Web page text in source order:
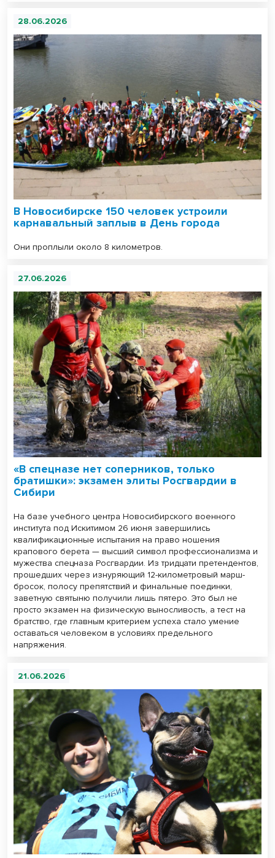
28.06.2026
В Новосибирске 150 человек устроили
карнавальный заплыв в День города
Они проплыли около 8 километров.
27.06.2026
«В спецназе нет соперников, только
братишки»: экзамен элиты Росгвардии в
Сибири
На базе учебного центра Новосибирского военного
института под Искитимом 26 июня завершились
квалификационные испытания на право ношения
крапового берета — высший символ профессионализма и
мужества спецназа Росгвардии. Из тридцати претендентов,
прошедших через изнуряющий 12-километровый марш-
бросок, полосу препятствий и финальные поединки,
заветную святыню получили лишь пятеро. Это был не
просто экзамен на физическую выносливость, а тест на
братство, где главным критерием успеха стало умение
оставаться человеком в условиях предельного
напряжения.
21.06.2026